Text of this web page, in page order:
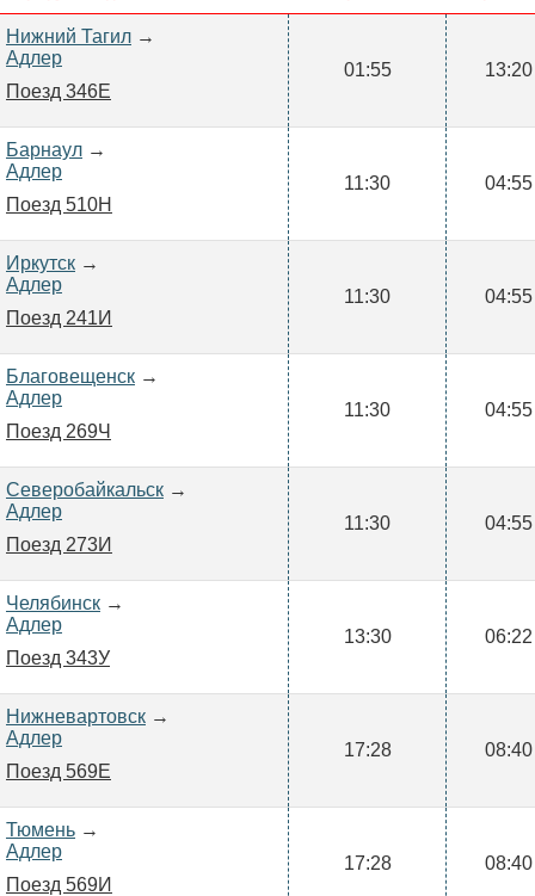
Нижний Тагил →
Адлер
Поезд 346Е
01:55 13:20
Барнаул →
Адлер
Поезд 510Н
11:30 04:55
Иркутск →
Адлер
Поезд 241И
11:30 04:55
Благовещенск →
Адлер
Поезд 269Ч
11:30 04:55
Северобайкальск →
Адлер
Поезд 273И
11:30 04:55
Челябинск →
Адлер
Поезд 343У
13:30 06:22
Нижневартовск →
Адлер
Поезд 569Е
17:28 08:40
Тюмень →
Адлер
Поезд 569И
17:28 08:40